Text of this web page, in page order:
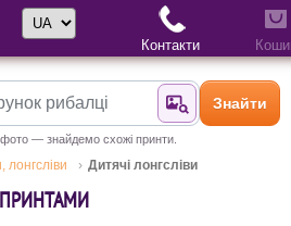
Знайти за
Знайти
— знайдемо схожі принти.
лонгсліви Дитячі лонгсліви
Вибір мови
Контакти